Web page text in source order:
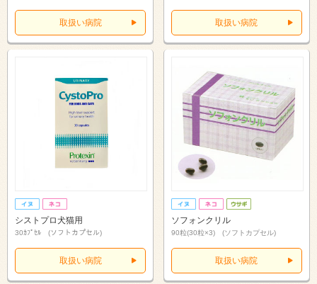
取扱い病院 取扱い病院
シストプロ犬猫用
30ｶﾌﾟｾﾙ (ソフトカプセル)
取扱い病院
ソフォンクリル
90粒(30粒×3) (ソフトカプセル)
取扱い病院